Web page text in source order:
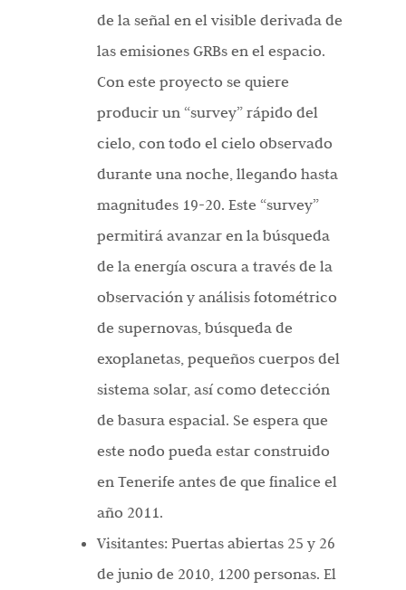
de la señal en el visible derivada de
las emisiones GRBs en el espacio.
Con este proyecto se quiere
producir un “survey” rápido del
cielo, con todo el cielo observado
durante una noche, llegando hasta
magnitudes 19-20. Este “survey”
permitirá avanzar en la búsqueda
de la energía oscura a través de la
observación y análisis fotométrico
de supernovas, búsqueda de
exoplanetas, pequeños cuerpos del
sistema solar, así como detección
de basura espacial. Se espera que
este nodo pueda estar construido
en Tenerife antes de que finalice el
año 2011.
Visitantes: Puertas abiertas 25 y 26
de junio de 2010, 1200 personas. El